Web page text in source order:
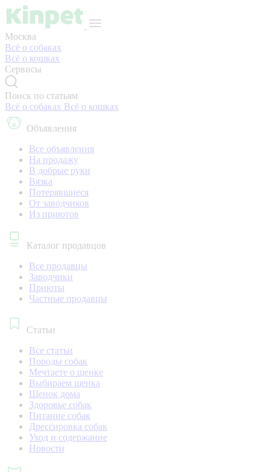
Москва
Всё о собаках
Всё о кошках
Сервисы
Поиск по статьям
Всё о собаках Всё о кошках
Объявления
Все объявления
На продажу
В добрые руки
Вязка
Потерявшиеся
От заводчиков
Из приютов
Каталог продавцов
Все продавцы
Заводчики
Приюты
Частные продавцы
Статьи
Все статьи
Породы собак
Мечтаете о щенке
Выбираем щенка
Щенок дома
Здоровье собак
Питание собак
Дрессировка собак
Уход и содержание
Новости